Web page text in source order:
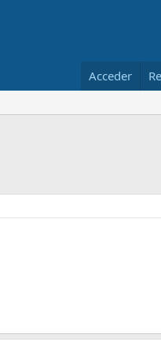
Acceder